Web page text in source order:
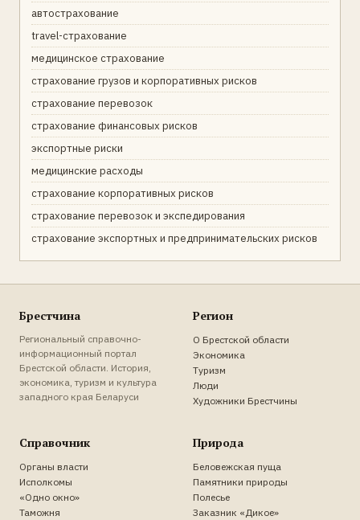
автострахование
travel-страхование
медицинское страхование
страхование грузов и корпоративных рисков
страхование перевозок
страхование финансовых рисков
экспортные риски
медицинские расходы
страхование корпоративных рисков
страхование перевозок и экспедирования
страхование экспортных и предпринимательских рисков
Брестчина
Региональный справочно-
информационный портал
Брестской области. История,
экономика, туризм и культура
западного края Беларуси
Регион
О Брестской области
Экономика
Туризм
Люди
Художники Брестчины
Справочник
Органы власти
Исполкомы
«Одно окно»
Таможня
Природа
Беловежская пуща
Памятники природы
Полесье
Заказник «Дикое»